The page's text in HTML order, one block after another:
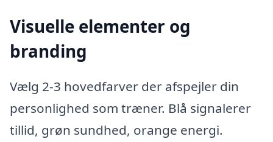
Visuelle elementer og
branding
Vælg 2-3 hovedfarver der afspejler din
personlighed som træner. Blå signalerer
tillid, grøn sundhed, orange energi.